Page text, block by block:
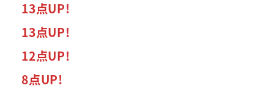
13点UP!
13点UP!
12点UP!
8点UP!